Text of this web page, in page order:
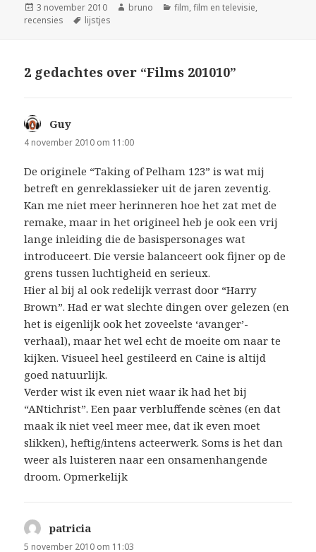
Geplaatst
op
3 november 2010 Auteur
bruno Categorieën
film,film en televisie,
recensies
Tags
lijstjes
2 gedachtes over “Films 201010”
Guy
4 november 2010 om 11:00
De originele “Taking of Pelham 123” is wat mij
betreft en genreklassieker uit de jaren zeventig.
Kan me niet meer herinneren hoe het zat met de
remake, maar in het origineel heb je ook een vrij
lange inleiding die de basispersonages wat
introduceert. Die versie balanceert ook fijner op de
grens tussen luchtigheid en serieux.
Hier al bij al ook redelijk verrast door “Harry
Brown”. Had er wat slechte dingen over gelezen (en
het is eigenlijk ook het zoveelste ‘avanger’-
verhaal), maar het wel echt de moeite om naar te
kijken. Visueel heel gestileerd en Caine is altijd
goed natuurlijk.
Verder wist ik even niet waar ik had het bij
“ANtichrist”. Een paar verbluffende scènes (en dat
maak ik niet veel meer mee, dat ik even moet
slikken), heftig/intens acteerwerk. Soms is het dan
weer als luisteren naar een onsamenhangende
droom. Opmerkelijk
patricia
5 november 2010 om 11:03